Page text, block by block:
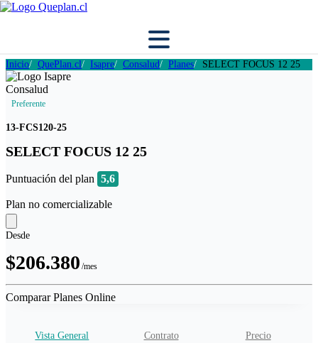
Inicio QuePlan.cl Isapre Consalud Planes SELECT FOCUS 12 25
Preferente
13-FCS120-25
SELECT FOCUS 12 25
Puntuación del plan 5,6
Plan no comercializable
Desde
$206.380 /mes
Comparar Planes Online
Vista General Contrato Precio